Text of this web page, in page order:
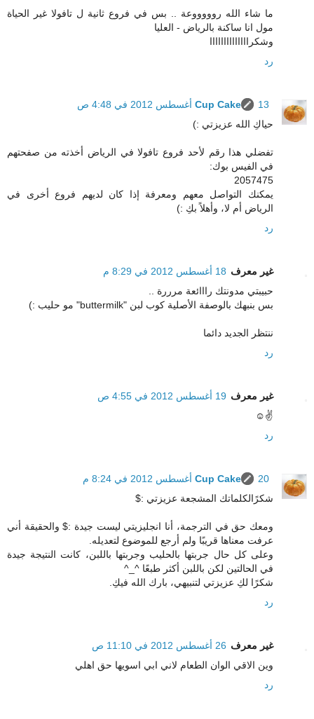
ما شاء الله روووووعة .. بس في فروع ثانية ل تافولا غير الحياة
مول انا ساكنة بالرياض - العليا
وشكراااااااااااااا
رد
Cup Cake
13 أغسطس 2012 في 4:48 ص
حياكِ الله عزيزتي :)
تفضلي هذا رقم لأحد فروع تافولا في الرياض أخذته من صفحتهم
في الفيس بوك:
2057475
يمكنك التواصل معهم ومعرفة إذا كان لديهم فروع أخرى في
الرياض أم لا، وأهلاً بكِ :)
رد
غير معرف 18 أغسطس 2012 في 8:29 م
حبيبتي مدونتك رااائعة مرررة ..
بس بنبهك بالوصفة الأصلية كوب لبن "buttermilk" مو حليب :)
ننتظر الجديد دائما
رد
غير معرف 19 أغسطس 2012 في 4:55 ص
✌☺
رد
Cup Cake
20 أغسطس 2012 في 8:24 م
شكرًالكلماتك المشجعة عزيزتي :$
ومعك حق في الترجمة، أنا انجليزيتي ليست جيدة :$ والحقيقة أني
عرفت معناها قريبًا ولم أرجع للموضوع لتعديله.
وعلى كل حال جربتها بالحليب وجربتها باللبن، كانت النتيجة جيدة
في الحالتين لكن باللبن أكثر طبعًا ^_^
شكرًا لكِ عزيزتي لتنبيهي، بارك الله فيكِ.
رد
غير معرف 26 أغسطس 2012 في 11:10 ص
وين الاقي الوان الطعام لاني ابي اسويها حق اهلي
رد